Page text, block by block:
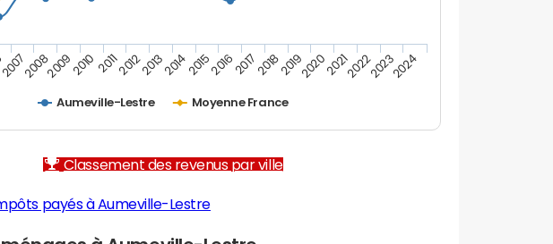
Aumeville-Lestre Moyenne France
2007200820092010 20112012201320142015201620172018201920202021202220232024
Classement des revenus par ville
payés à Aumeville-Lestre